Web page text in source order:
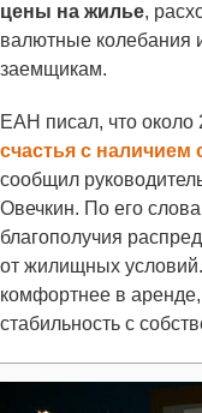
цены на жилье,
валютные колебания
заемщикам.
ЕАН писал, что около
счастья с наличием
сообщил
Овечкин. По его
благополучия
от жилищных условий.
комфортнее в аренде,
стабильность с